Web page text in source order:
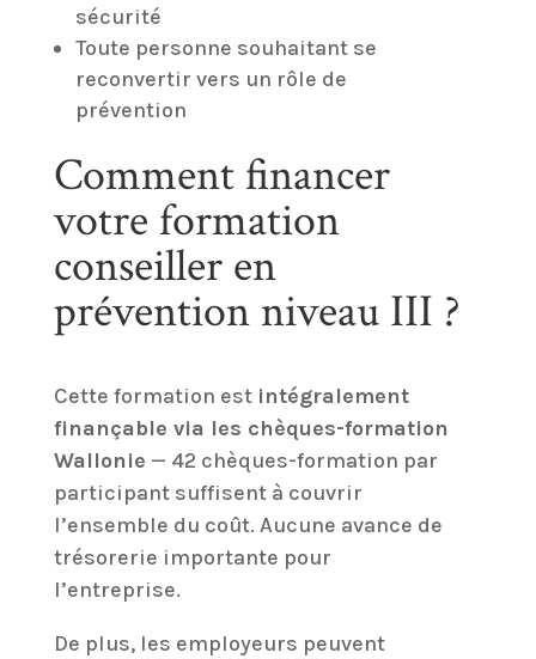
sécurité
Toute personne souhaitant se
reconvertir vers un rôle de
prévention
Comment financer
votre formation
conseiller en
prévention niveau III ?
Cette formation est intégralement
finançable via les chèques-formation
Wallonie — 42 chèques-formation par
participant suffisent à couvrir
l’ensemble du coût. Aucune avance de
trésorerie importante pour
l’entreprise.
De plus, les employeurs peuvent